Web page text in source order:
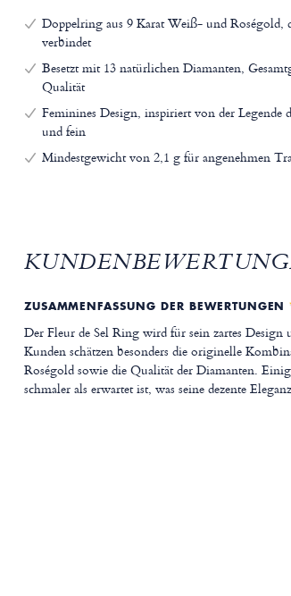
Doppelring aus 9 Karat Weiß- und Roségold,
verbindet
Besetzt mit 13 natürlichen Diamanten,
Qualität
Feminines Design, inspiriert von der Legende
und fein
Mindestgewicht von 2,1 g für angenehmen
ZUSAMMENFASSUNG DER BEWERTUNGEN
Der Fleur de Sel Ring wird für sein zartes
Kunden schätzen besonders die originelle
Roségold sowie die Qualität der Diamanten.
schmaler als erwartet ist, was seine dezente